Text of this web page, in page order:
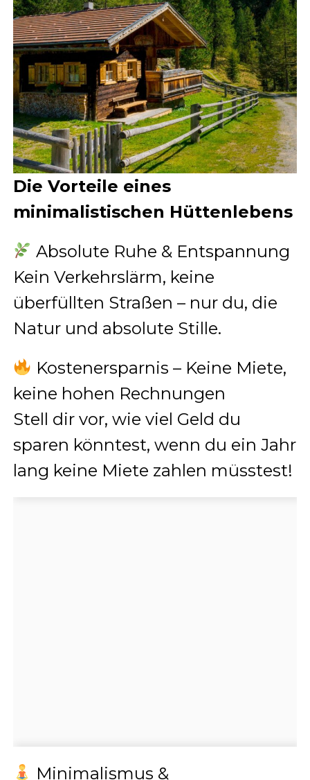
Die Vorteile eines
minimalistischen Hüttenlebens
Absolute Ruhe & Entspannung
Kein Verkehrslärm, keine
überfüllten Straßen – nur du, die
Natur und absolute Stille.
Kostenersparnis – Keine Miete,
keine hohen Rechnungen
Stell dir vor, wie viel Geld du
sparen könntest, wenn du ein Jahr
lang keine Miete zahlen müsstest!
Minimalismus &